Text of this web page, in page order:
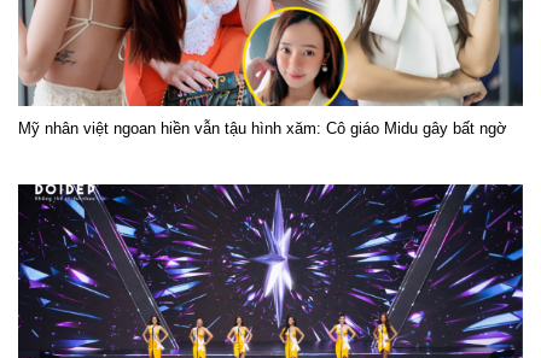
Mỹ nhân việt ngoan hiền vẫn tậu hình xăm: Cô giáo Midu gây bất ngờ